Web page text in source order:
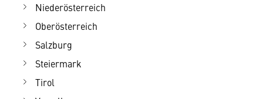
Niederösterreich
Oberösterreich
Salzburg
Steiermark
Tirol